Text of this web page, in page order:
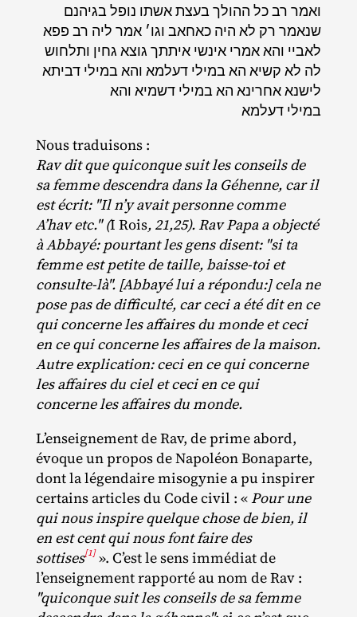
ואמר רב כל ההולך בעצת אשתו נופל בגיהנם
שנאמר רק לא היה כאחאב וגו׳ אמר ליה רב פפא
לאביי והא אמרי אינשי איתתך גוצא גחין ותלחוש
לה לא קשיא הא במילי דעלמא והא במילי דביתא
לישנא אחרינא הא במילי דשמיא והא
במילי דעלמא
Nous traduisons :
Rav dit que quiconque suit les conseils de
sa femme descendra dans la Géhenne, car il
est écrit: "Il n’y avait personne comme
A’hav etc." (I Rois, 21,25). Rav Papa a objecté
à Abbayé: pourtant les gens disent: "si ta
femme est petite de taille, baisse-toi et
consulte-là". [Abbayé lui a répondu:] cela ne
pose pas de difficulté, car ceci a été dit en ce
qui concerne les affaires du monde et ceci
en ce qui concerne les affaires de la maison.
Autre explication: ceci en ce qui concerne
les affaires du ciel et ceci en ce qui
concerne les affaires du monde.
L’enseignement de Rav, de prime abord,
évoque un propos de Napoléon Bonaparte,
dont la légendaire misogynie a pu inspirer
certains articles du Code civil : «Pour une
qui nous inspire quelque chose de bien, il
en est cent qui nous font faire des
sottises[1]». C’est le sens immédiat de
l’enseignement rapporté au nom de Rav :
"quiconque suit les conseils de sa femme